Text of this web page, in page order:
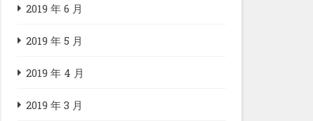
2019 年 6 月
2019 年 5 月
2019 年 4 月
2019 年 3 月